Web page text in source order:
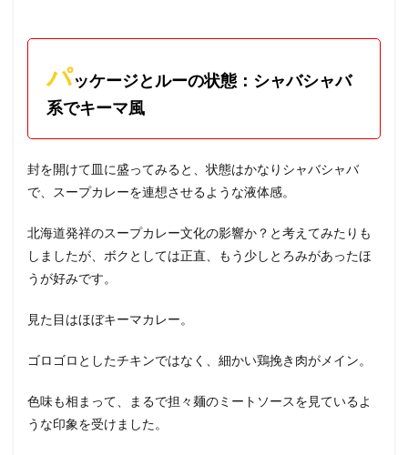
パッケージとルーの状態：シャバシャバ
系でキーマ風
封を開けて皿に盛ってみると、状態はかなりシャバシャバ
で、スープカレーを連想させるような液体感。
北海道発祥のスープカレー文化の影響か？と考えてみたりも
しましたが、ボクとしては正直、もう少しとろみがあったほ
うが好みです。
見た目はほぼキーマカレー。
ゴロゴロとしたチキンではなく、細かい鶏挽き肉がメイン。
色味も相まって、まるで担々麺のミートソースを見ているよ
うな印象を受けました。